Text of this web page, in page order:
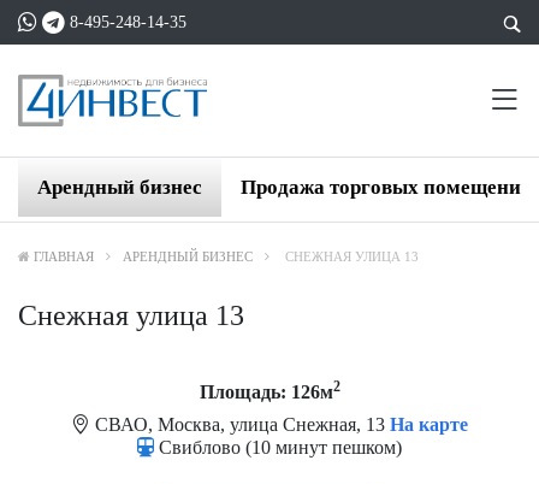
8-495-248-14-35
Арендный бизнес Продажа торговых помещений
ГЛАВНАЯ АРЕНДНЫЙ БИЗНЕС СНЕЖНАЯ УЛИЦА 13
Снежная улица 13
Площадь: 126м2
СВАО, Москва, улица Снежная, 13 На карте
Свиблово (10 минут пешком)